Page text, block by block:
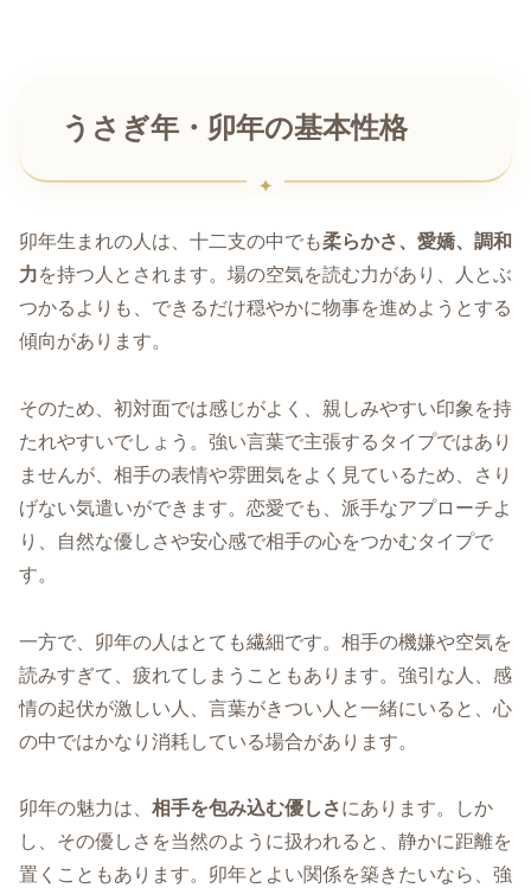
うさぎ年・卯年の基本性格
卯年生まれの人は、十二支の中でも柔らかさ、愛嬌、調和
力を持つ人とされます。場の空気を読む力があり、人とぶ
つかるよりも、できるだけ穏やかに物事を進めようとする
傾向があります。
そのため、初対面では感じがよく、親しみやすい印象を持
たれやすいでしょう。強い言葉で主張するタイプではあり
ませんが、相手の表情や雰囲気をよく見ているため、さり
げない気遣いができます。恋愛でも、派手なアプローチよ
り、自然な優しさや安心感で相手の心をつかむタイプで
す。
一方で、卯年の人はとても繊細です。相手の機嫌や空気を
読みすぎて、疲れてしまうこともあります。強引な人、感
情の起伏が激しい人、言葉がきつい人と一緒にいると、心
の中ではかなり消耗している場合があります。
卯年の魅力は、 相手を包み込む優しさにあります。しか
し、その優しさを当然のように扱われると、静かに距離を
置くこともあります。卯年とよい関係を築きたいなら、強